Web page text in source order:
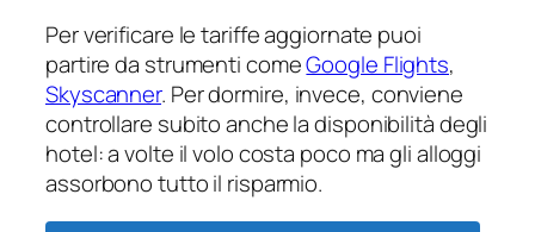
Per verificare le tariffe aggiornate puoi
partire da strumenti comeGoogle Flights,
Skyscanner. Per dormire, invece, conviene
controllare subito anche la disponibilità degli
hotel: a volte il volo costa poco ma gli alloggi
assorbono tutto il risparmio.